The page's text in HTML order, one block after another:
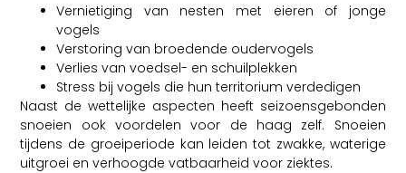
Vernietiging van nesten met eieren of jonge
vogels
Verstoring van broedende oudervogels
Verlies van voedsel- en schuilplekken
Stress bij vogels die hun territorium verdedigen
Naast de wettelijke aspecten heeft seizoensgebonden
snoeien ook voordelen voor de haag zelf. Snoeien
tijdens de groeiperiode kan leiden tot zwakke, waterige
uitgroei en verhoogde vatbaarheid voor ziektes.